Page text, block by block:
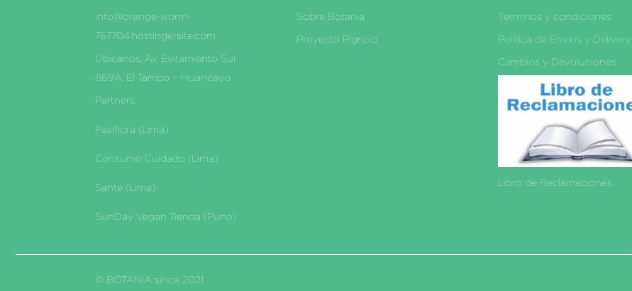
info@orange-worm-
767704.hostingersite.com
Ubìcanos: Av. Evitamiento Sur
869A, El Tambo – Huancayo
Partners:
Pasiflora (Lima)
Consumo Cuidado (Lima)
Santé (Lima)
SunDay Vegan Tienda (Puno)
Sobre Botania
Proyecto Pigricio
Términos y condiciones
Política de Envíos y Delivery
Cambios y Devoluciones
Libro de Reclamaciones
© BOTANIA since 2021